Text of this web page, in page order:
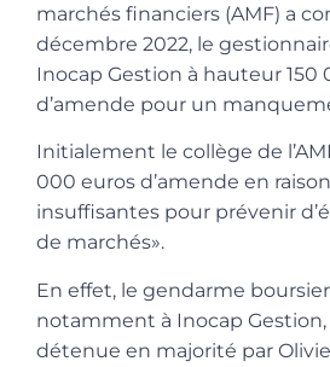
marchés financiers (AMF) a
décembre 2022, le
Inocap Gestion à hauteur 150
d’amende pour un
Initialement le collège de
000 euros d’amende en
insuffisantes pour prévenir
de marchés».
En effet, le gendarme
notamment à Inocap
détenue en majorité par